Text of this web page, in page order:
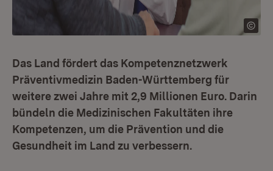
Das Land fördert das Kompetenznetzwerk
Präventivmedizin Baden-Württemberg für
weitere zwei Jahre mit 2,9 Millionen Euro. Darin
bündeln die Medizinischen Fakultäten ihre
Kompetenzen, um die Prävention und die
Gesundheit im Land zu verbessern.